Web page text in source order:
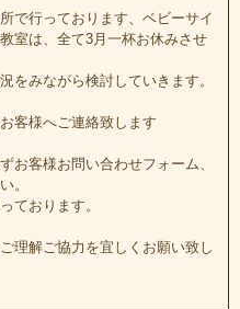
で行っております、ベビーサイ
室は、全て3月一杯お休みさせ
をみながら検討していきます。
客様へご連絡致します
お客様お問い合わせフォーム、
。
ております。
理解ご協力を宜しくお願い致し
美
出張講習会について
らせ
イバシーポリシー